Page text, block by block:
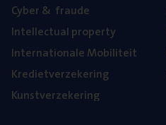
Cyber& fraude
Intel­lec­tu­al property
Inter­na­ti­o­na­le Mobiliteit
Kre­diet­ver­ze­ke­ring
Kunst­ver­ze­ke­ring